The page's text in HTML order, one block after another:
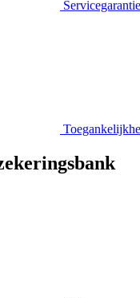
Servicegarantie